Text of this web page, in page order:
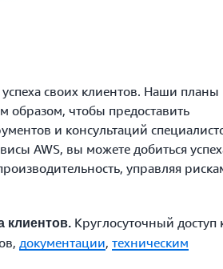
своих клиентов. Наши планы
образом, чтобы предоставить
и консультаций
AWS, вы можете добиться
управляя
клиентов. Круглосуточный доступ
документации, техническим